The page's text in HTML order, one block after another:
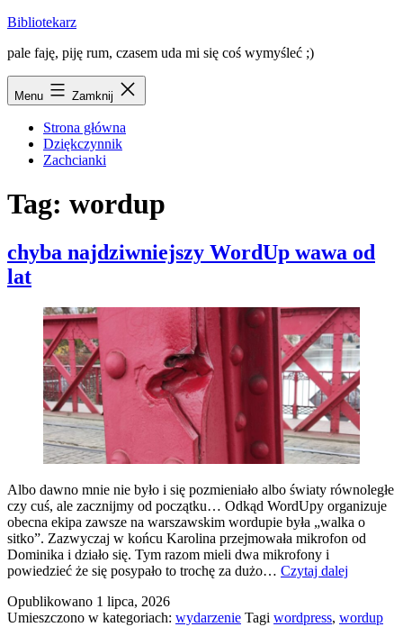
Przejdź
treści
Bibliotekarz
pale faję, piję rum, czasem uda mi się coś wymyśleć ;)
Menu Zamknij
Strona główna
Dziękczynnik
Zachcianki
Tag: wordup
chyba najdziwniejszy WordUp wawa od
lat
Albo dawno mnie nie było i się pozmieniało albo światy równoległe
czy cuś, ale zacznijmy od początku… Odkąd WordUpy organizuje
obecna ekipa zawsze na warszawskim wordupie była „walka o
sitko”. Zazwyczaj w końcu Karolina przejmowała mikrofon od
Dominika i działo się. Tym razom mieli dwa mikrofony i
powiedzieć że się posypało to trochę za dużo… Czytaj dalej
wawa
Opublikowano 1 lipca, 2026
Umieszczono w kategoriach: wydarzenie Tagi wordpress, wordup